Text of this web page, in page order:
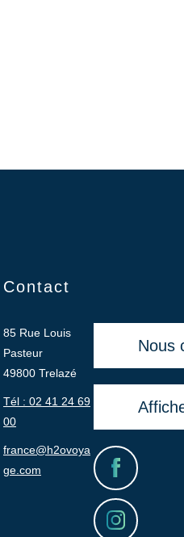
Contact
85 Rue Louis
Pasteur
49800 Trelazé
Tél : 02 41 24 69
00
france@h2ovoya
ge.com
Nous